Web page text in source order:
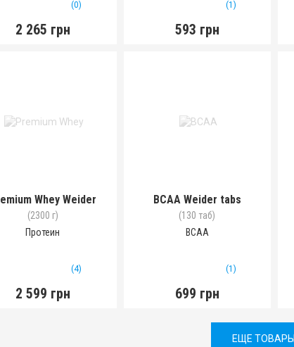
(0)
2 265 грн
(1)
593 грн
Whey Weider
(2300 г)
Протеин
(4)
2 599 грн
BCAA Weider tabs
(130 таб)
BCAA
(1)
699 грн
ЕЩЕ ТОВАРЫ